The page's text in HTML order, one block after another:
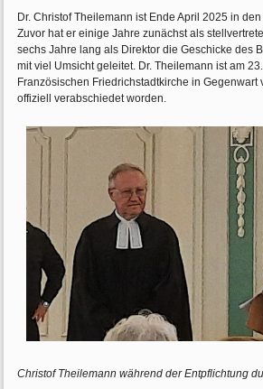
Dr. Christof Theilemann ist Ende April 2025 in
Zuvor hat er einige Jahre zunächst als
sechs Jahre lang als Direktor die Geschicke des
mit viel Umsicht geleitet. Dr. Theilemann ist am
Französischen Friedrichstadtkirche in Gegenwart
offiziell verabschiedet worden.
Christof Theilemann während der Entpflichtung